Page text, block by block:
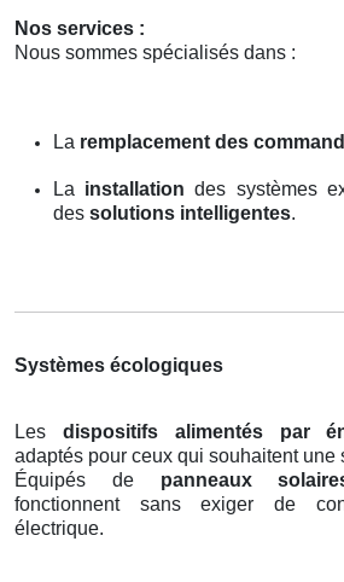
Nos services :
Nous sommes spécialisés dans :
La remplacement des
La installation des systèmes
des solutions intelligentes.
Systèmes écologiques
Les dispositifs alimentés par
adaptés pour ceux qui souhaitent une
Équipés de panneaux
fonctionnent sans exiger de
électrique.